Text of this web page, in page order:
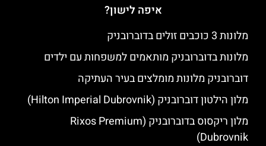
איפה לישון?
מלונות 3 כוכבים זולים בדוברובניק
מלונות בדוברובניק מותאמים למשפחות עם ילדים
דוברובניק מלונות מומלצים בעיר העתיקה
מלון הילטון דוברובניק (Hilton Imperial Dubrovnik)
מלון ריקסוס בדוברובניק (Rixos Premium
Dubrovnik)